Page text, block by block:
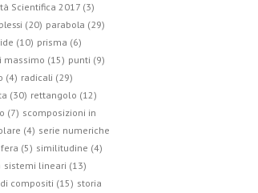
Scientifica 2017 (3)
(20) parabola (29)
(10) prisma (6)
massimo (15) punti (9)
(4) radicali (29)
(30) rettangolo (12)
(7) scomposizioni in
(4) serie numeriche
(5) similitudine (4)
sistemi lineari (13)
compositi (15) storia